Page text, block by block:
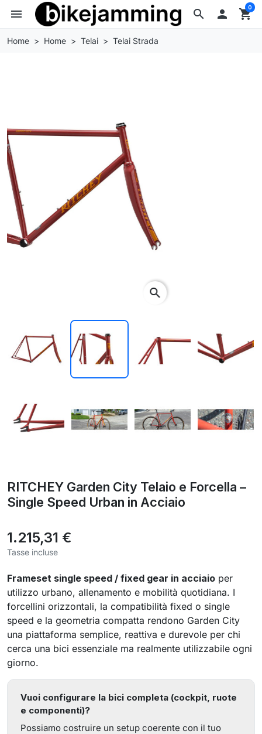
search
menu  shopping_cart
0
Home Home Telai Telai Strada
RITCHEY Garden City Telaio e Forcella –
Single Speed Urban in Acciaio
1.215,31 €
Tasse incluse
Frameset single speed / fixed gear in acciaio per
utilizzo urbano, allenamento e mobilità quotidiana. I
forcellini orizzontali, la compatibilità fixed o single
speed e la geometria compatta rendono Garden City
una piattaforma semplice, reattiva e durevole per chi
cerca una bici essenziale ma realmente utilizzabile ogni
giorno.
Vuoi configurare la bici completa (cockpit, ruote
e componenti)?
Possiamo costruire un setup coerente con il tuo